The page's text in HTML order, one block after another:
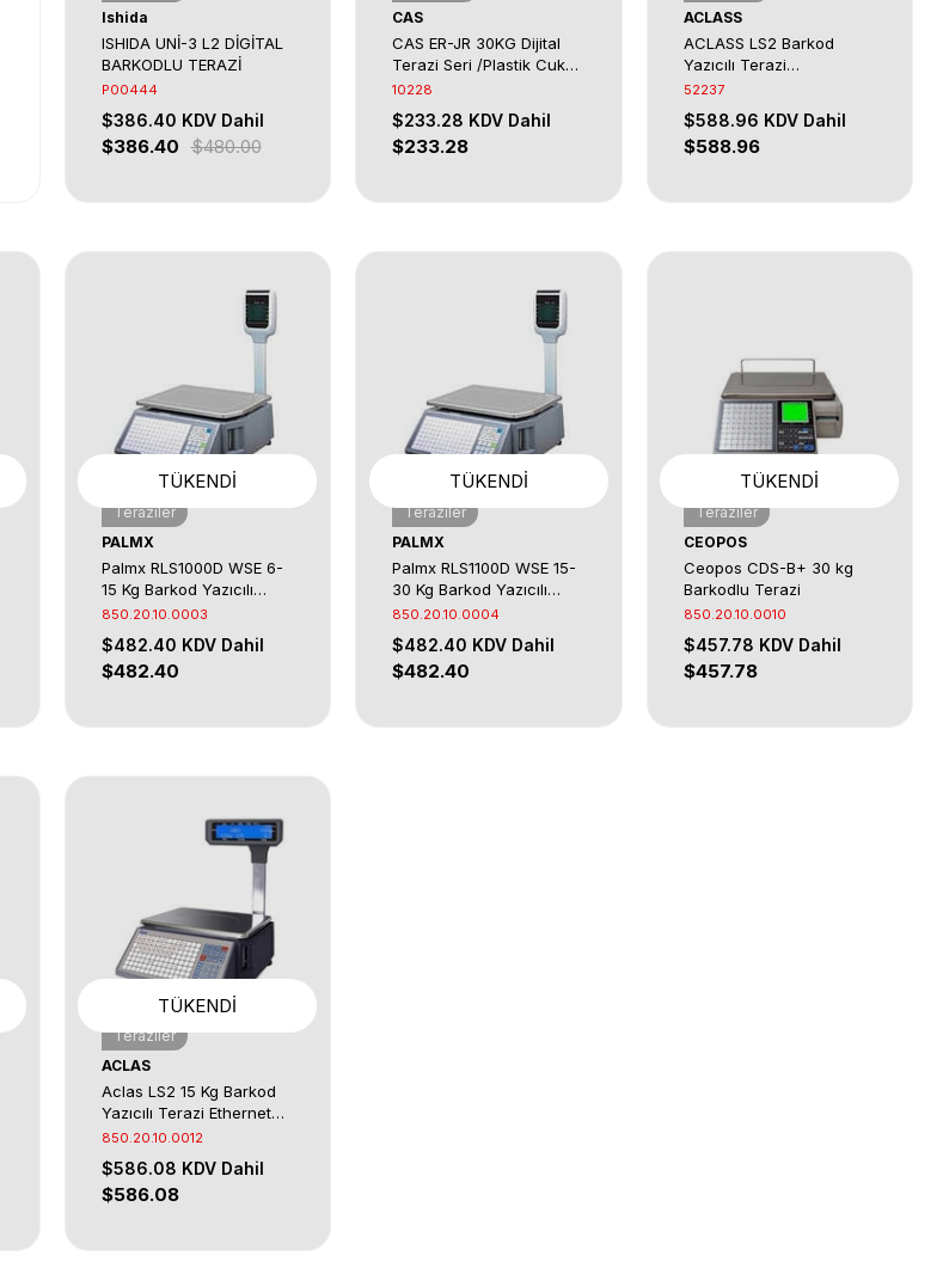
Ishida
ISHIDA UNİ-3 L2 DİGİTAL
BARKODLU TERAZİ
P00444
$386.40 KDV Dahil
$386.40 $480.00
CAS
CAS ER-JR 30KG Dijital
Terazi Seri /Plastik Cukur
Kefe
10228
$233.28 KDV Dahil
$233.28
ACLASS
ACLASS LS2 Barkod
Yazıcılı Terazi
Ethernet,Seri 15kg
52237
$588.96 KDV Dahil
$588.96
TÜKENDI
Teraziler
PALMX
Palmx RLS1000D WSE 6-
15 Kg Barkod Yazıcılı
Terazi
850.20.10.0003
$482.40 KDV Dahil
$482.40
TÜKENDI
Teraziler
PALMX
Palmx RLS1100D WSE 15-
30 Kg Barkod Yazıcılı
Terazi
850.20.10.0004
$482.40 KDV Dahil
$482.40
TÜKENDI
Teraziler
CEOPOS
Ceopos CDS-B+ 30 kg
Barkodlu Terazi
850.20.10.0010
$457.78 KDV Dahil
$457.78
TÜKENDI
Teraziler
ACLAS
Aclas LS2 15 Kg Barkod
Yazıcılı Terazi Ethernet
+RS232
850.20.10.0012
$586.08 KDV Dahil
$586.08